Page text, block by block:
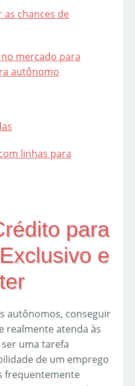
chances de
mercado para
autônomo
linhas para
para
e
autônomos, conseguir
realmente atenda às
uma tarefa
de um emprego
frequentemente